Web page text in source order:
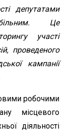
депутатами
Це
участі
проведеного
кампанії
робочими
місцевого
діяльності